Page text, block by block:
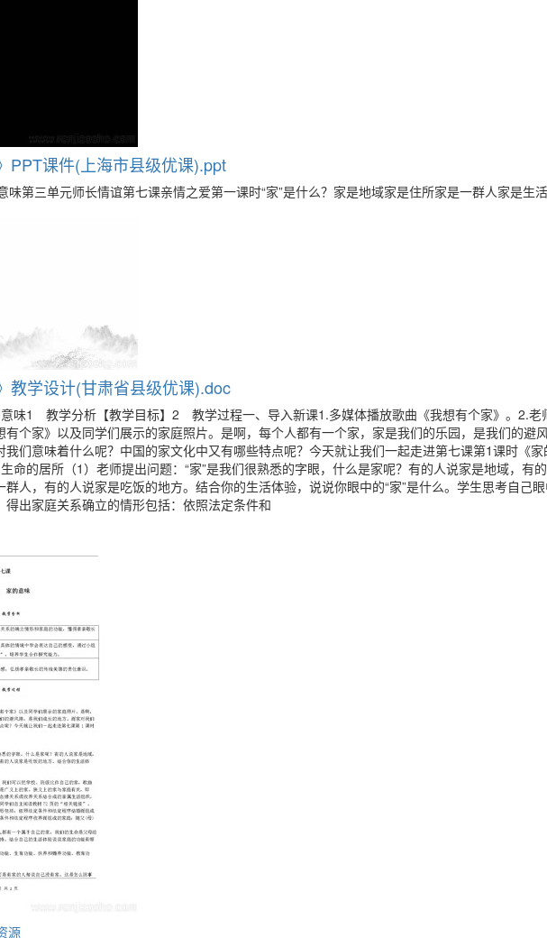
PPT课件(上海市县级优课).ppt
味第三单元师长情谊第七课亲情之爱第一课时“家”是什么？家是地域家是住所家是一群人家是生
教学设计(甘肃省县级优课).doc
1 教学分析【教学目标】2 教学过程一、导入新课1.多媒体播放歌曲《我想有个家》。2.老
有个家》以及同学们展示的家庭照片。是啊，每个人都有一个家，家是我们的乐园，是我们的避
们意味着什么呢？中国的家文化中又有哪些特点呢？今天就让我们一起走进第七课第1课时《家
命的居所（1）老师提出问题：“家”是我们很熟悉的字眼，什么是家呢？有的人说家是地域，有
人，有的人说家是吃饭的地方。结合你的生活体验，说说你眼中的“家”是什么。学生思考自己眼
出家庭关系确立的情形包括：依照法定条件和
源